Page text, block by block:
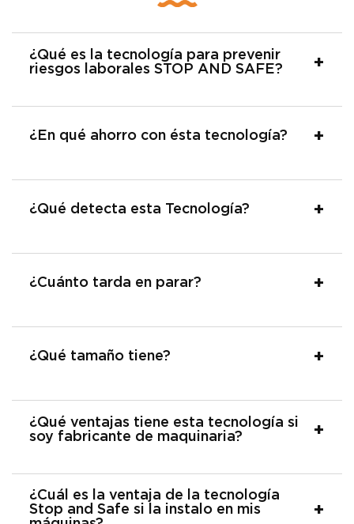
¿Qué es la tecnología para prevenir
riesgos laborales STOP AND SAFE?
¿En qué ahorro con ésta tecnología?
¿Qué detecta esta Tecnología?
¿Cuánto tarda en parar?
¿Qué tamaño tiene?
¿Qué ventajas tiene esta tecnología si
soy fabricante de maquinaria?
¿Cuál es la ventaja de la tecnología
Stop and Safe si la instalo en mis